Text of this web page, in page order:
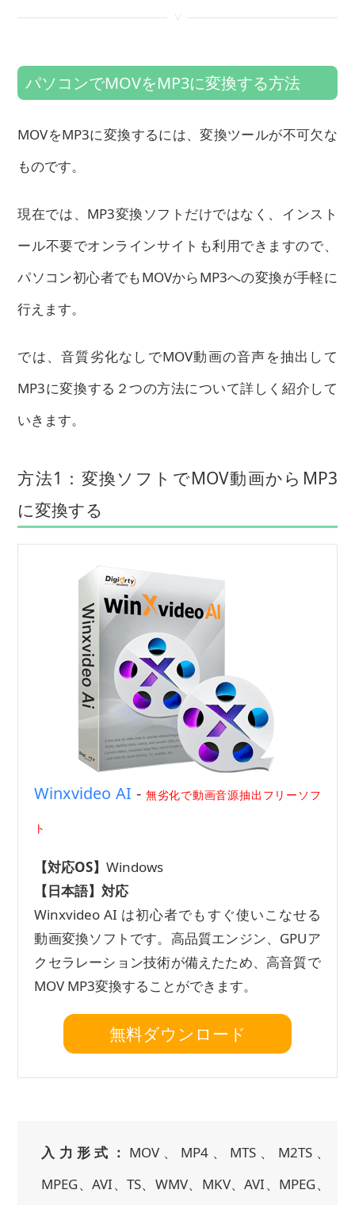
パソコンでMOVをMP3に変換する方法
MOVをMP3に変換するには、変換ツールが不可欠な
ものです。
現在では、MP3変換ソフトだけではなく、インスト
ール不要でオンラインサイトも利用できますので、
パソコン初心者でもMOVからMP3への変換が手軽に
行えます。
では、音質劣化なしでMOV動画の音声を抽出して
MP3に変換する２つの方法について詳しく紹介して
いきます。
方法1：変換ソフトでMOV動画からMP3
に変換する
Winxvideo AI - 無劣化で動画音源抽出フリーソフ
ト
【対応OS】Windows
【日本語】対応
Winxvideo AI は初心者でもすぐ使いこなせる
動画変換ソフトです。高品質エンジン、GPUア
クセラレーション技術が備えたため、高音質で
MOV MP3変換することができます。
無料ダウンロード
入力形式： MOV、MP4、MTS、M2TS、
MPEG、AVI、TS、WMV、MKV、AVI、MPEG、